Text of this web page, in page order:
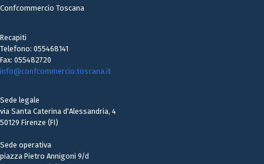
Confcommercio Toscana
Recapiti
Telefono: 055468141
Fax: 055482720
info@confcommercio.toscana.it
Sede legale
via Santa Caterina d'Alessandria, 4
50129 Firenze (FI)
Sede operativa
piazza Pietro Annigoni 9/d